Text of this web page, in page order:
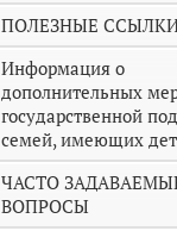
ПОЛЕЗНЫЕ
Информация о
дополнительных
государственной
семей, имеющих
ЧАСТО
ВОПРОСЫ